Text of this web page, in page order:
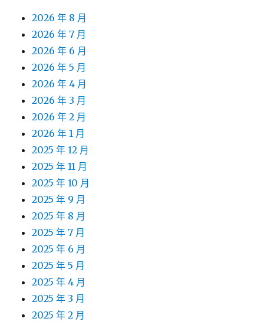
2026 年 8 月
2026 年 7 月
2026 年 6 月
2026 年 5 月
2026 年 4 月
2026 年 3 月
2026 年 2 月
2026 年 1 月
2025 年 12 月
2025 年 11 月
2025 年 10 月
2025 年 9 月
2025 年 8 月
2025 年 7 月
2025 年 6 月
2025 年 5 月
2025 年 4 月
2025 年 3 月
2025 年 2 月